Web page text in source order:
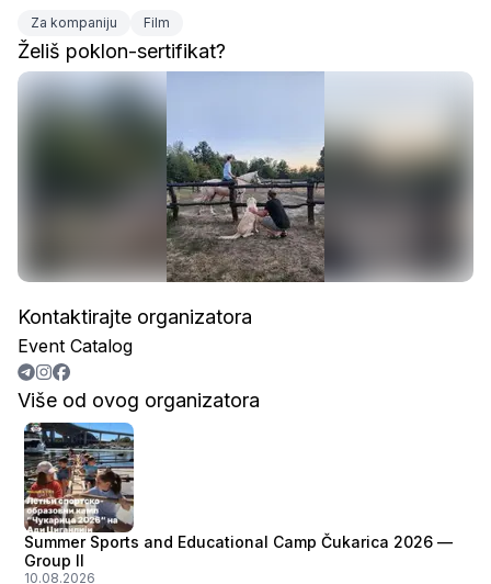
Za kompaniju Film
Želiš poklon-sertifikat?
Kontaktirajte organizatora
Event Catalog
Više od ovog organizatora
Summer Sports and Educational Camp Čukarica 2026 —
Group II
10.08.2026